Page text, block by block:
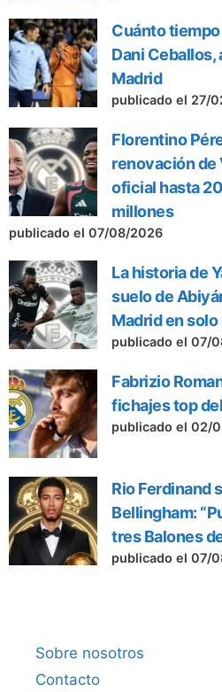
Cuánto
Dani Ceballos,
Madrid
publicado el 27/
Florentino
renovación de
oficial hasta
millones
publicado el 07/08/2026
La historia de
suelo de
Madrid en solo
publicado el 07/
Fabrizio
fichajes top
publicado el 02/
Rio Ferdinand
Bellingham:
tres Balones
publicado el 07/
Sobre nosotros
Contacto